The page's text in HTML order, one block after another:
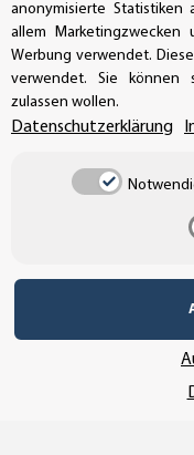
UNSER
anonymisierte
allem
Werbung verwendet.
verwendet. Sie können
zulassen wollen.
Datenschutzerklärung